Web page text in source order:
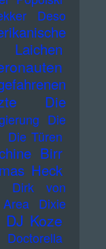
Deso
Laichen
Die
Die
Die Türen
Birr
Heck
Dirk von
Dixie
DJ Koze
Doctorella